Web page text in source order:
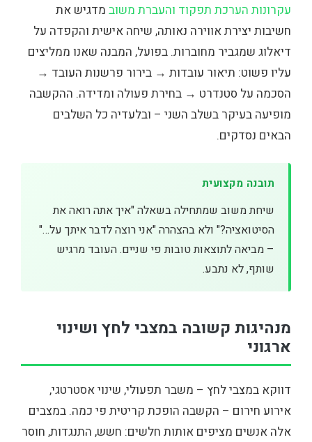
עקרונות הערכת תפקוד והעברת משוב מדגיש את
חשיבות יצירת אווירה נאותה, שיחה אישית והקפדה על
דיאלוג שמגביר מחוברות. בפועל, המבנה שאנו ממליצים
עליו פשוט: תיאור עובדות → בירור פרשנות העובד →
הסכמה על סטנדרט → בחירת פעולה ומדידה. ההקשבה
מופיעה בעיקר בשלב השני – ובלעדיה כל השלבים
הבאים נסדקים.
תובנה מקצועית
שיחת משוב שמתחילה בשאלה "איך אתה רואה את
הסיטואציה?" ולא בהצהרה "אני רוצה לדבר איתך על…"
– מביאה לתוצאות טובות פי שניים. העובד מרגיש
שותף, לא נתבע.
מנהיגות קשובה במצבי לחץ ושינוי
ארגוני
דווקא במצבי לחץ – משבר תפעולי, שינוי אסטרטגי,
אירוע חירום – הקשבה הופכת קריטית פי כמה. במצבים
אלה אנשים מציפים אותות חלשים: חשש, התנגדות, חוסר